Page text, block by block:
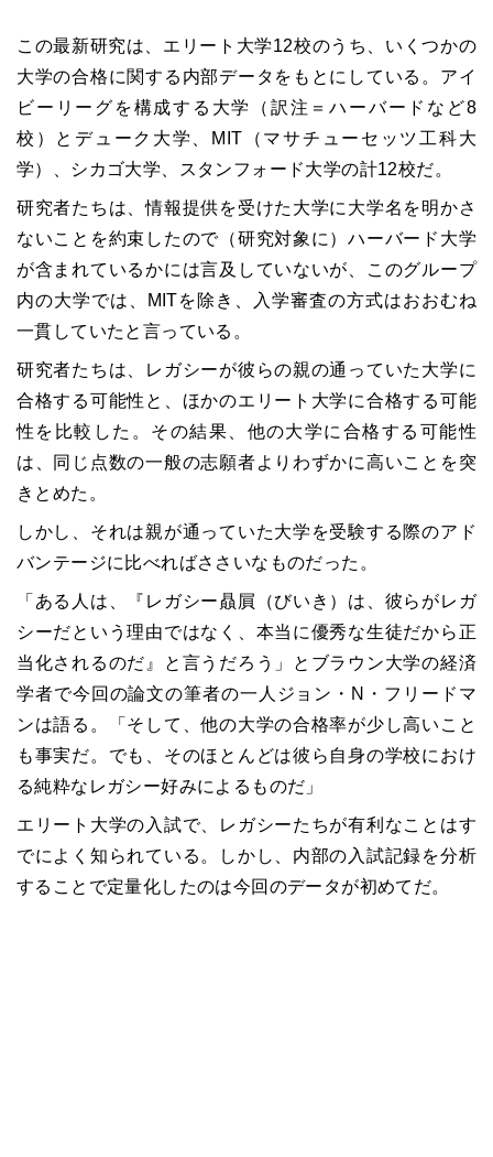
この最新研究は、エリート大学12校のうち、いくつかの
大学の合格に関する内部データをもとにしている。アイ
ビーリーグを構成する大学（訳注＝ハーバードなど8
校）とデューク大学、MIT（マサチューセッツ工科大
学）、シカゴ大学、スタンフォード大学の計12校だ。
研究者たちは、情報提供を受けた大学に大学名を明かさ
ないことを約束したので（研究対象に）ハーバード大学
が含まれているかには言及していないが、このグループ
内の大学では、MITを除き、入学審査の方式はおおむね
一貫していたと言っている。
研究者たちは、レガシーが彼らの親の通っていた大学に
合格する可能性と、ほかのエリート大学に合格する可能
性を比較した。その結果、他の大学に合格する可能性
は、同じ点数の一般の志願者よりわずかに高いことを突
きとめた。
しかし、それは親が通っていた大学を受験する際のアド
バンテージに比べればささいなものだった。
「ある人は、『レガシー贔屓（びいき）は、彼らがレガ
シーだという理由ではなく、本当に優秀な生徒だから正
当化されるのだ』と言うだろう」とブラウン大学の経済
学者で今回の論文の筆者の一人ジョン・N・フリードマ
ンは語る。「そして、他の大学の合格率が少し高いこと
も事実だ。でも、そのほとんどは彼ら自身の学校におけ
る純粋なレガシー好みによるものだ」
エリート大学の入試で、レガシーたちが有利なことはす
でによく知られている。しかし、内部の入試記録を分析
することで定量化したのは今回のデータが初めてだ。